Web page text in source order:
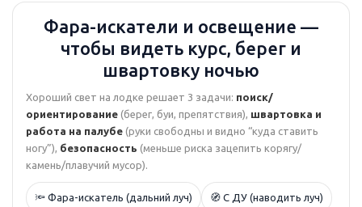
Фара-искатели и освещение —
чтобы видеть курс, берег и
швартовку ночью
Хороший свет на лодке решает 3 задачи: поиск/
ориентирование (берег, буи, препятствия), швартовка и
работа на палубе (руки свободны и видно “куда ставить
ногу”), безопасность (меньше риска зацепить корягу/
камень/плавучий мусор).
🔦 Фара-искатель (дальний луч) 🧭 С ДУ (наводить луч)